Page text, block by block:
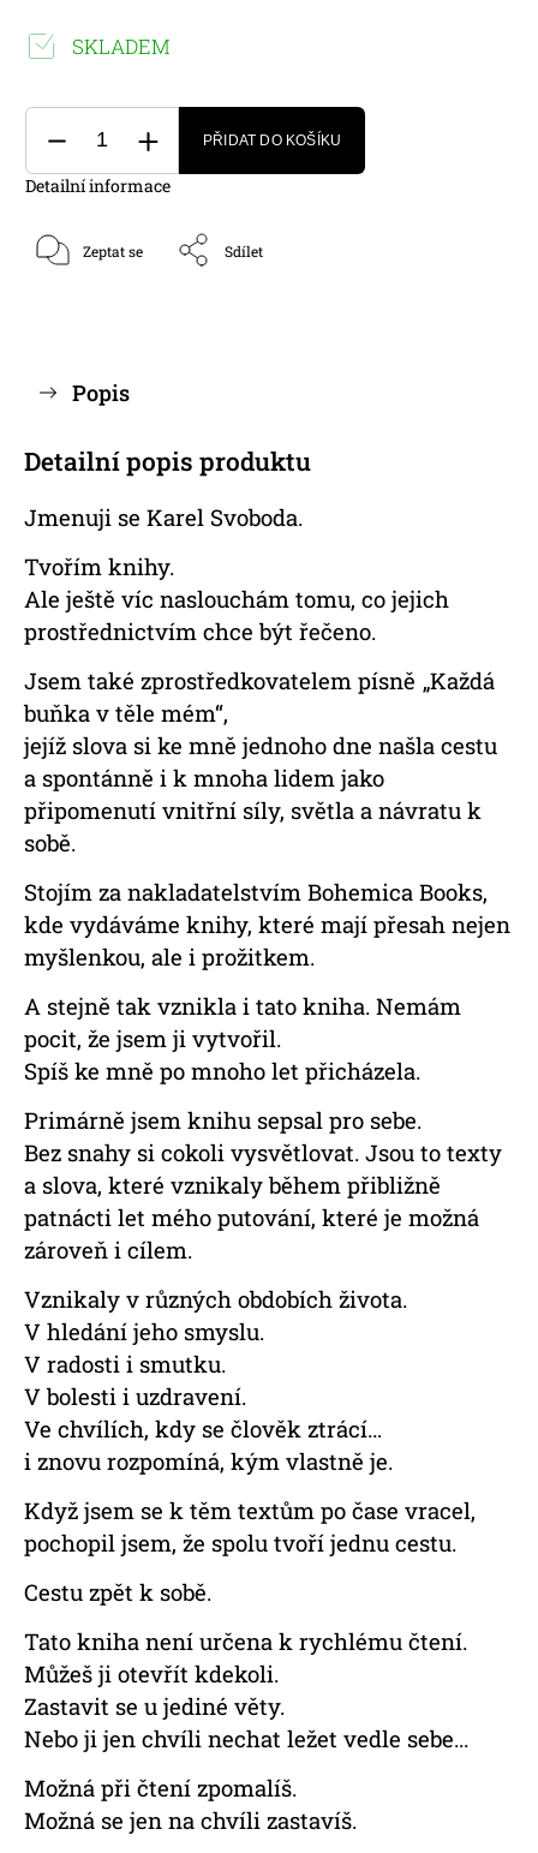
SKLADEM
PŘIDAT DO KOŠÍKU
Detailní informace
Zeptat se Sdílet
Popis
Detailní popis produktu
Jmenuji se Karel Svoboda.
Tvořím knihy.
Ale ještě víc naslouchám tomu, co jejich
prostřednictvím chce být řečeno.
Jsem také zprostředkovatelem písně „Každá
buňka v těle mém“,
jejíž slova si ke mně jednoho dne našla cestu
a spontánně i k mnoha lidem jako
připomenutí vnitřní síly, světla a návratu k
sobě.
Stojím za nakladatelstvím Bohemica Books,
kde vydáváme knihy, které mají přesah nejen
myšlenkou, ale i prožitkem.
A stejně tak vznikla i tato kniha. Nemám
pocit, že jsem ji vytvořil.
Spíš ke mně po mnoho let přicházela.
Primárně jsem knihu sepsal pro sebe.
Bez snahy si cokoli vysvětlovat. Jsou to texty
a slova, které vznikaly během přibližně
patnácti let mého putování, které je možná
zároveň i cílem.
Vznikaly v různých obdobích života.
V hledání jeho smyslu.
V radosti i smutku.
V bolesti i uzdravení.
Ve chvílích, kdy se člověk ztrácí…
i znovu rozpomíná, kým vlastně je.
Když jsem se k těm textům po čase vracel,
pochopil jsem, že spolu tvoří jednu cestu.
Cestu zpět k sobě.
Tato kniha není určena k rychlému čtení.
Můžeš ji otevřít kdekoli.
Zastavit se u jediné věty.
Nebo ji jen chvíli nechat ležet vedle sebe...
Možná při čtení zpomalíš.
Možná se jen na chvíli zastavíš.